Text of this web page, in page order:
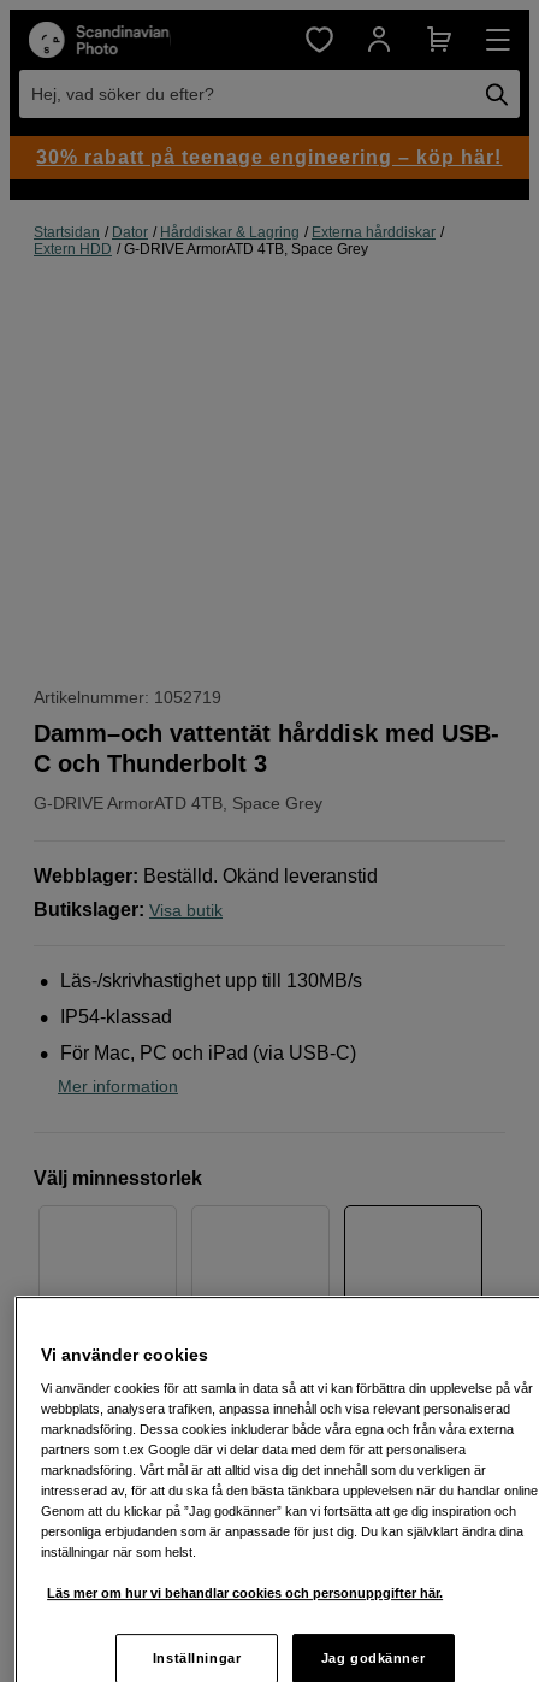
Hej, vad söker du efter?
Startsidan Dator Hårddiskar & Lagring
Externa hårddiskar
Extern HDD
G-DRIVE ArmorATD 4TB, Space Grey
Artikelnummer: 1052719
G-DRIVEArmorATD 4TB, Space Grey
Damm–och vattentät hårddisk med USB-
C och Thunderbolt 3
Webblager: Beställd. Okänd leveranstid
Butikslager: Visa butik
Läs-/skrivhastighet upp till 130MB/s
IP54-klassad
För Mac, PC och iPad (via USB-C)
Mer information
Välj minnesstorlek
2TB
2 290 SEK
Lägg i kundvagn
30% rabatt på teenage engineering – köp här!
Vi använder cookies
Vi använder cookies för att samla in data så att vi kan förbättra din upplevelse på vår
webbplats, analysera trafiken, anpassa innehåll och visa relevant personaliserad
marknadsföring. Dessa cookies inkluderar både våra egna och från våra externa
partners som t.ex Google där vi delar data med dem för att personalisera
marknadsföring. Vårt mål är att alltid visa dig det innehåll som du verkligen är
intresserad av, för att du ska få den bästa tänkbara upplevelsen när du handlar
Genom att du klickar på ”Jag godkänner” kan vi fortsätta att ge dig inspiration och
personliga erbjudanden som är anpassade för just dig. Du kan självklart ändra dina
inställningar när som helst.
Läs mer om hur vi behandlar cookies och personuppgifter här.
Inställningar Jag godkänner